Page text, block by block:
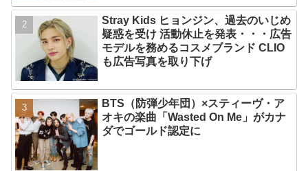
Stray Kids ヒョンジン、過去のいじめ
疑惑を受け 活動休止を発表・・・広告
モデルを務めるコスメブランド CLIO
も広告写真を取り下げ
BTS（防弾少年団）×スティーヴ・ア
オキの楽曲「Wasted On Me」がカナ
ダでゴールド認定に